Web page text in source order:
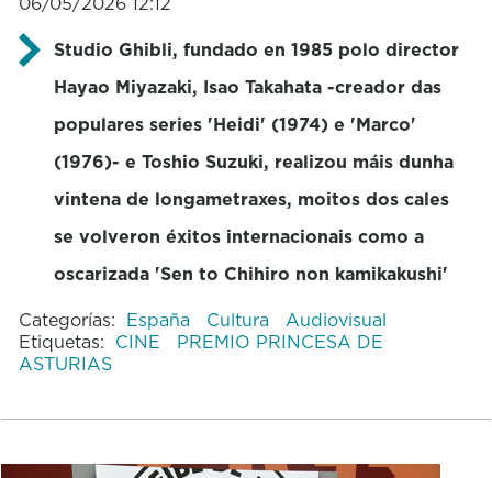
Studio Ghibli, fundado en 1985 polo director
Hayao Miyazaki, Isao Takahata -creador das
populares series 'Heidi' (1974) e 'Marco'
(1976)- e Toshio Suzuki, realizou máis dunha
vintena de longametraxes, moitos dos cales
se volveron éxitos internacionais como a
oscarizada 'Sen to Chihiro non kamikakushi'
Categorías: España Cultura
Audiovisual
Etiquetas: CINE
PREMIO PRINCESA DE
ASTURIAS